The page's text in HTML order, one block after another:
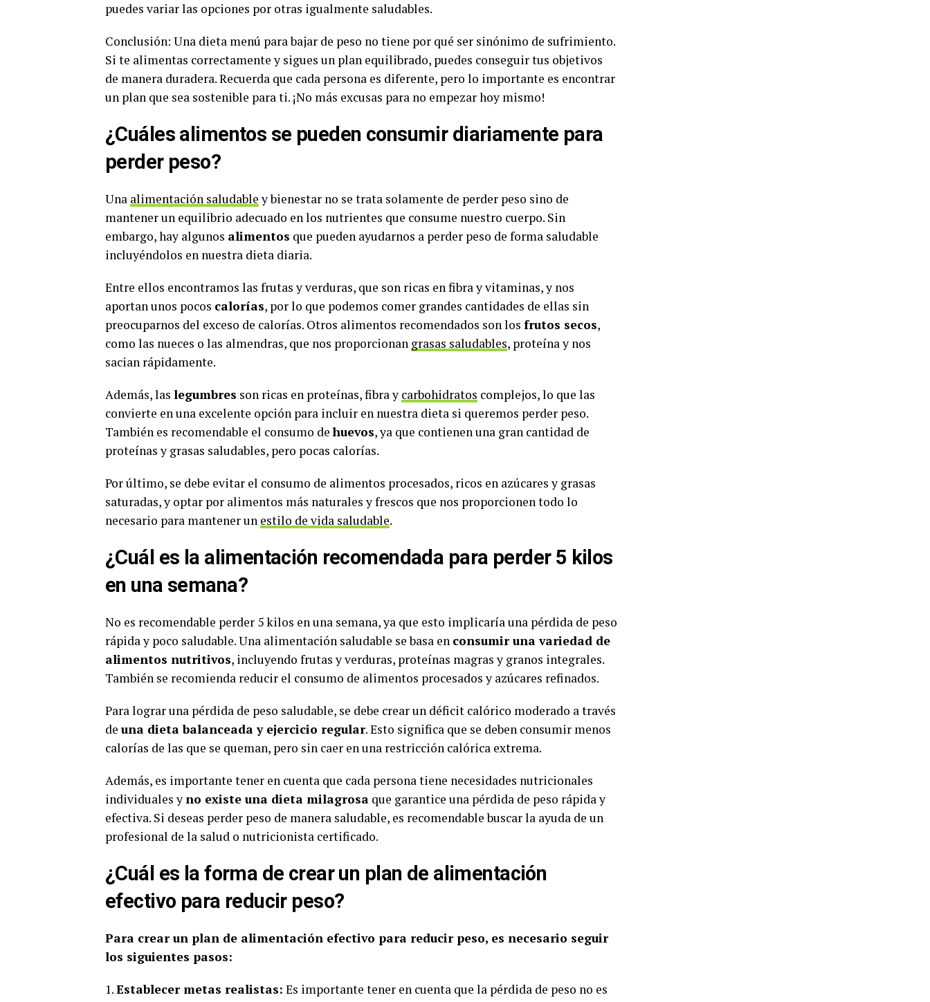
puedes variar las opciones por otras igualmente saludables.
Conclusión: Una dieta menú para bajar de peso no tiene por qué ser sinónimo de sufrimiento.
Si te alimentas correctamente y sigues un plan equilibrado, puedes conseguir tus objetivos
de manera duradera. Recuerda que cada persona es diferente, pero lo importante es encontrar
un plan que sea sostenible para ti. ¡No más excusas para no empezar hoy mismo!
¿Cuáles alimentos se pueden consumir diariamente para
perder peso?
Una alimentación saludabley bienestar no se trata solamente de perder peso sino de
mantener un equilibrio adecuado en los nutrientes que consume nuestro cuerpo. Sin
embargo, hay algunos alimentos que pueden ayudarnos a perder peso de forma saludable
incluyéndolos en nuestra dieta diaria.
Entre ellos encontramos las frutas y verduras, que son ricas en fibra y vitaminas, y nos
aportan unos pocos calorías, por lo que podemos comer grandes cantidades de ellas sin
preocuparnos del exceso de calorías. Otros alimentos recomendados son los frutos secos,
como las nueces o las almendras, que nos proporcionan grasas saludables, proteína y nos
sacian rápidamente.
Además, las legumbres son ricas en proteínas, fibra y carbohidratos complejos, lo que las
convierte en una excelente opción para incluir en nuestra dieta si queremos perder peso.
También es recomendable el consumo dehuevos, ya que contienen una gran cantidad de
proteínas y grasas saludables, pero pocas calorías.
Por último, se debe evitar el consumo de alimentos procesados, ricos en azúcares y grasas
saturadas, y optar por alimentos más naturales y frescos que nos proporcionen todo lo
necesario para mantener un estilo de vida saludable.
¿Cuál es la alimentación recomendada para perder 5 kilos
en una semana?
No es recomendable perder 5 kilos en una semana, ya que esto implicaría una pérdida de peso
rápida y poco saludable. Una alimentación saludable se basa en consumir una variedad de
alimentos nutritivos, incluyendo frutas y verduras, proteínas magras y granos integrales.
También se recomienda reducir el consumo de alimentos procesados y azúcares refinados.
Para lograr una pérdida de peso saludable, se debe crear un déficit calórico moderado a través
de una dieta balanceada y ejercicio regular. Esto significa que se deben consumir menos
calorías de las que se queman, pero sin caer en una restricción calórica extrema.
Además, es importante tener en cuenta que cada persona tiene necesidades nutricionales
individuales yno existe una dieta milagrosa que garantice una pérdida de peso rápida y
efectiva. Si deseas perder peso de manera saludable, es recomendable buscar la ayuda de un
profesional de la salud o nutricionista certificado.
¿Cuál es la forma de crear un plan de alimentación
efectivo para reducir peso?
Para crear un plan de alimentación efectivo para reducir peso, es necesario seguir
los siguientes pasos:
1.Establecer metas realistas: Es importante tener en cuenta que la pérdida de peso no es